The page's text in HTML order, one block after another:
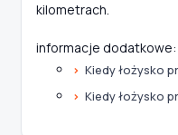
kilometrach.
informacje dodatkowe:
Kiedy łożysko
Kiedy łożysko